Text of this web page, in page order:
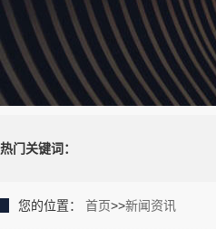
热门关键词：
您的位置： 首页>>新闻资讯